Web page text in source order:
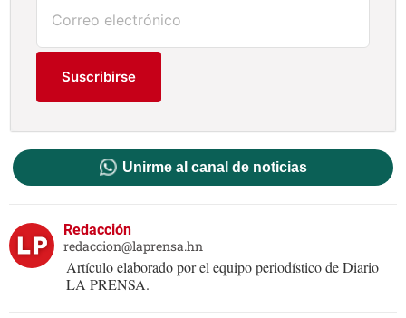
Suscribirse
Unirme al canal de noticias
Redacción
redaccion@laprensa.hn
Artículo elaborado por el equipo periodístico de Diario
LA PRENSA.